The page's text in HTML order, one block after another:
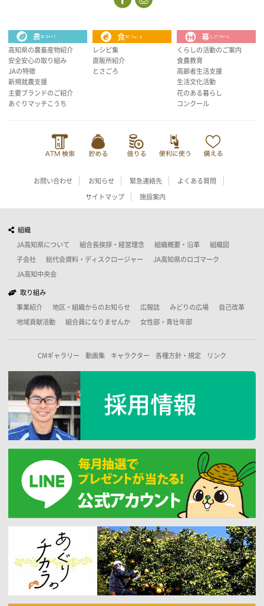
高知県の農畜産物紹介
安全安心の取り組み
JAの特徴
新規就農支援
主要ブランドのご紹介
あぐりマッチこうち
レシピ集
直販所紹介
とさごろ
くらしの活動のご案内
食農教育
高齢者生活支援
生活文化活動
花のある暮らし
コンクール
お問い合わせ お知らせ 緊急連絡先 よくある質問
サイトマップ 施設案内
組織
JA高知県について 組合長挨拶・経営理念 組織概要・沿革 組織図
子会社 総代会資料・ディスクロージャー JA高知県のロゴマーク
JA高知中央会
取り組み
事業紹介 地区・組織からのお知らせ 広報誌 みどりの広場 自己改革
地域貢献活動 組合員になりませんか 女性部・青壮年部
CMギャラリー 動画集 キャラクター 各種方針・規定 リンク